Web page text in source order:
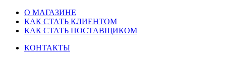
О МАГАЗИНЕ
КАК СТАТЬ КЛИЕНТОМ
КАК СТАТЬ ПОСТАВЩИКОМ
КОНТАКТЫ